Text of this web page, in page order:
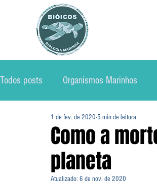
Todos posts Organismos Marinhos
Conservação Ecologia Marinha
Soluções Ambientais Marinhas
Como a
planeta
1 de fev. de 2020 5 min de leitura
Atualizado: 6 de nov. de 2020